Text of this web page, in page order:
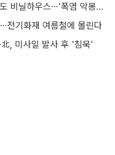
[르포] 선풍기 하나 없는 39도 비닐하우스…'폭염 악몽' 꾸는 이주노동자
전기화재 여름철에 몰린다
, 미사일 발사 후 '침묵'